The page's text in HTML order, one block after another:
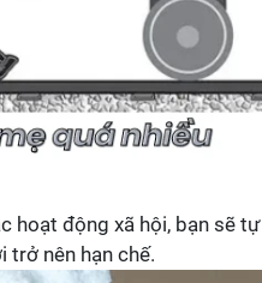
hoạt động xã hội, bạn sẽ tự
nên hạn chế.